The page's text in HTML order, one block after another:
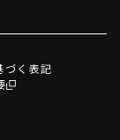
づく表記